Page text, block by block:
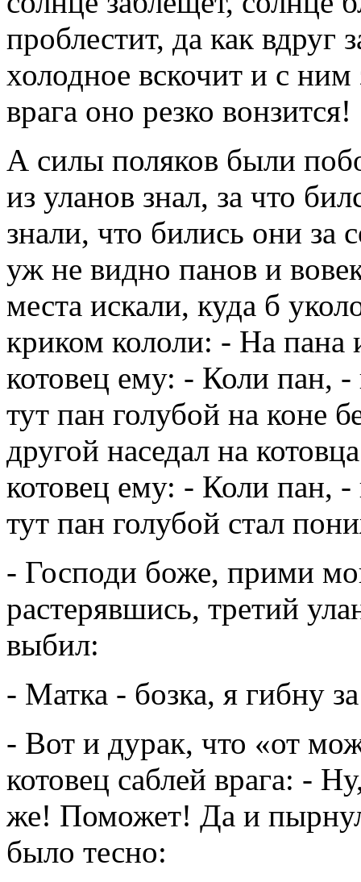
проблестит, да как вдруг
холодное вскочит и с
врага оно резко вонзится!
А силы поляков были
из уланов знал, за что
знали, что бились они за
уж не видно панов и
места искали, куда б
криком кололи: - На
котовец ему: - Коли пан,
тут пан голубой на коне
другой наседал на
котовец ему: - Коли пан,
тут пан голубой стал
- Господи боже, прими
растерявшись, третий
выбил:
- Матка - бозка, я гибну
- Вот и дурак, что «от
котовец саблей врага: -
же! Поможет! Да и пырнул
было тесно: